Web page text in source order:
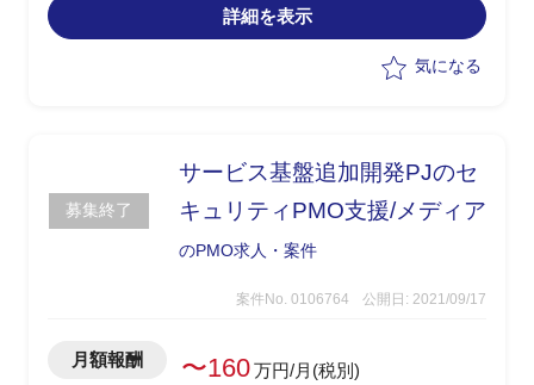
・部門間の調整情報の記録/管理、まとめ
資料の作成
・社内本部全体(300名程度)周知などに
ラフ化
詳細を表示
気になる
募集終了
サービス基盤追加開発PJのセ
キュリティPMO支援/メディア
のPMO求人・案件
案件No. 0106764 公開日: 2021/09/17
月額報酬 〜160万円/月(税別)